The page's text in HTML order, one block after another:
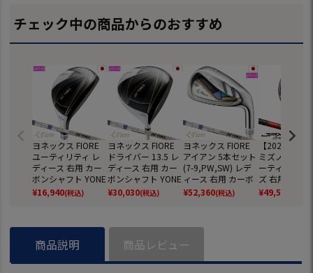
チェック中の商品からのおすすめ
ヨネックス FIORE
ユーティリティ レ
ディース 右用 カー
ボンシャフト YONE
X ゴルフクラブ 202
5年モデル 日本正規
¥16,940(税込)
ヨネックス FIORE
ドライバー 13.5 レ
ディース 右用 カー
ボンシャフト YONE
X ゴルフクラブ 202
5年モデル 日本正規
¥30,030(税込)
ヨネックス FIORE
アイアン 5本セット
(7-9,PW,SW) レデ
ィース 右用 カーボ
ンシャフト YONEX
ゴルフクラブ 2025
¥52,360(税込)
【2026年3月
ミズノ JPX
ーティリティ
ズ 右用
MM D カーボ
フト mizuno
¥49,500
商品説明 商品レビュー